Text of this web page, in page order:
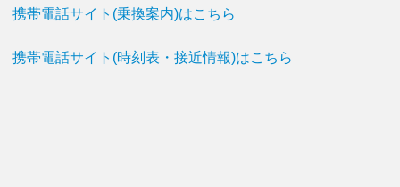
携帯電話サイト(乗換案内)はこちら
携帯電話サイト(時刻表・接近情報)はこちら